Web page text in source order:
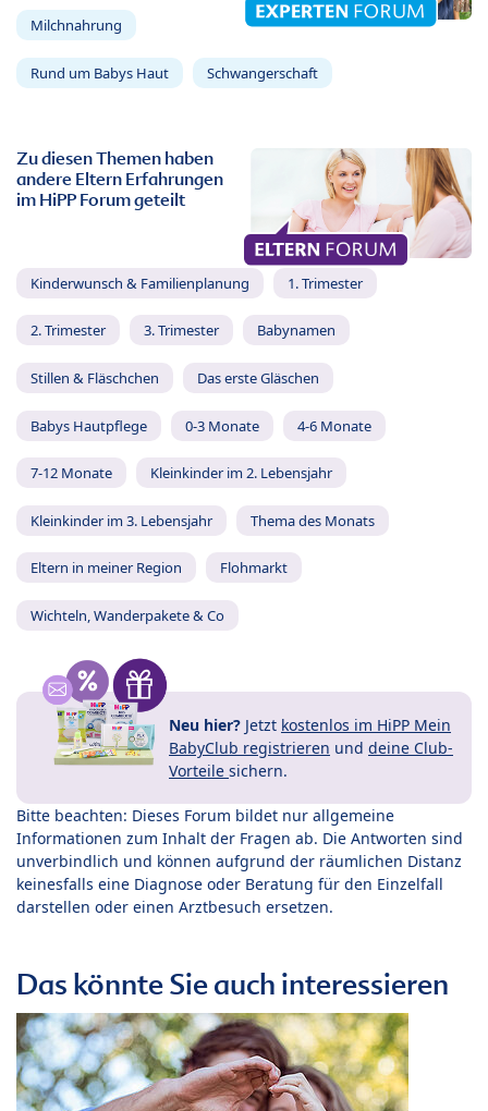
Milchnahrung
Rund um Babys Haut Schwangerschaft
Zu diesen Themen haben
andere Eltern Erfahrungen
im HiPP Forum geteilt
Kinderwunsch & Familienplanung 1. Trimester
2. Trimester 3. Trimester Babynamen
Stillen & Fläschchen Das erste Gläschen
Babys Hautpflege 0-3 Monate 4-6 Monate
7-12 Monate Kleinkinder im 2. Lebensjahr
Kleinkinder im 3. Lebensjahr Thema des Monats
Eltern in meiner Region Flohmarkt
Wichteln, Wanderpakete & Co
Neu hier? Jetzt kostenlos im HiPP Mein
BabyClub registrieren und deine Club-
Vorteile sichern.
Bitte beachten: Dieses Forum bildet nur allgemeine
Informationen zum Inhalt der Fragen ab. Die Antworten sind
unverbindlich und können aufgrund der räumlichen Distanz
keinesfalls eine Diagnose oder Beratung für den Einzelfall
darstellen oder einen Arztbesuch ersetzen.
Das könnte Sie auch interessieren